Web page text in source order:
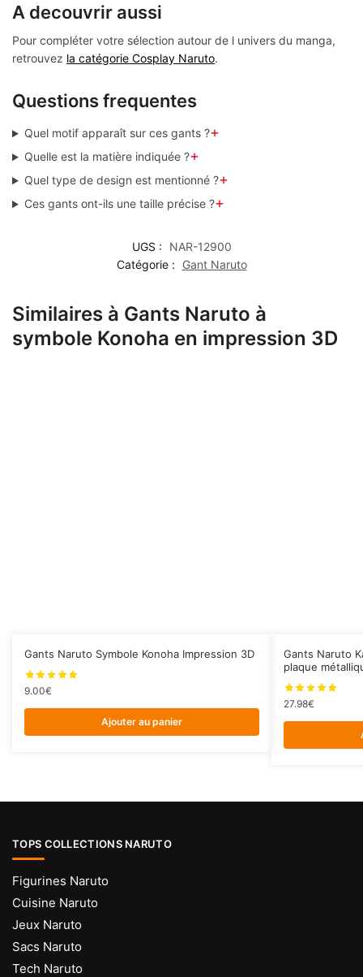
A decouvrir aussi
Pour compléter votre sélection autour de l univers du manga,
retrouvez la catégorie Cosplay Naruto.
Questions frequentes
Quel motif apparaît sur ces gants ?+
Quelle est la matière indiquée ?+
Quel type de design est mentionné ?+
Ces gants ont-ils une taille précise ?+
UGS :
NAR-12900
Catégorie :
Gant Naruto
Similaires à Gants Naruto à
symbole Konoha en impression 3D
Gants Naruto Symbole Konoha Impression 3D
9.00€
Ajouter au panier
Gants Naruto
plaque
27.98€
TOPS COLLECTIONS NARUTO
Figurines Naruto
Cuisine Naruto
Jeux Naruto
Sacs Naruto
Tech Naruto